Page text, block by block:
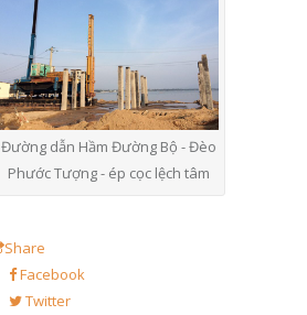
Đường dẫn Hầm Đường Bộ - Đèo
Phước Tượng - ép cọc lệch tâm
Share
Facebook
Twitter